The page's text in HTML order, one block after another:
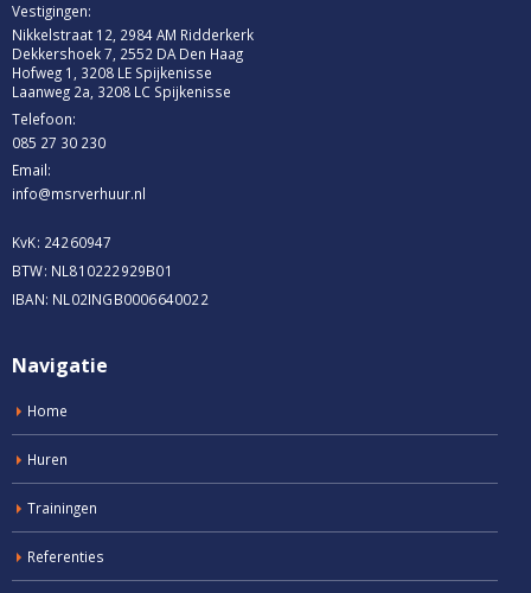
Vestigingen:
Nikkelstraat 12, 2984 AM Ridderkerk
Dekkershoek 7, 2552 DA Den Haag
Hofweg 1, 3208 LE Spijkenisse
Laanweg 2a, 3208 LC Spijkenisse
Telefoon:
085 27 30 230
Email:
info@msrverhuur.nl
KvK: 24260947
BTW: NL810222929B01
IBAN: NL02INGB0006640022
Navigatie
Home
Huren
Trainingen
Referenties